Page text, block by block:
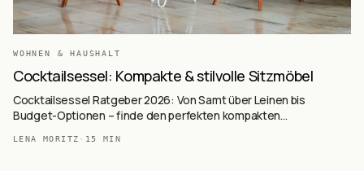
WOHNEN & HAUSHALT
Cocktailsessel: Kompakte & stilvolle Sitzmöbel
Cocktailsessel Ratgeber 2026: Von Samt über Leinen bis
Budget-Optionen – finde den perfekten kompakten
LENA MORITZ · 15 MIN